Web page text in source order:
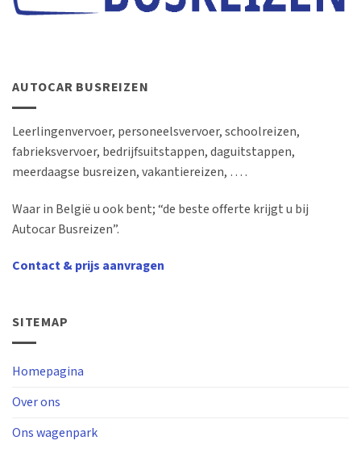
AUTOCAR BUSREIZEN
Leerlingenvervoer, personeelsvervoer, schoolreizen,
fabrieksvervoer, bedrijfsuitstappen, daguitstappen,
meerdaagse busreizen, vakantiereizen, … .
Waar in België u ook bent; “de beste offerte krijgt u bij
Autocar Busreizen”.
Contact & prijs aanvragen
SITEMAP
Homepagina
Over ons
Ons wagenpark